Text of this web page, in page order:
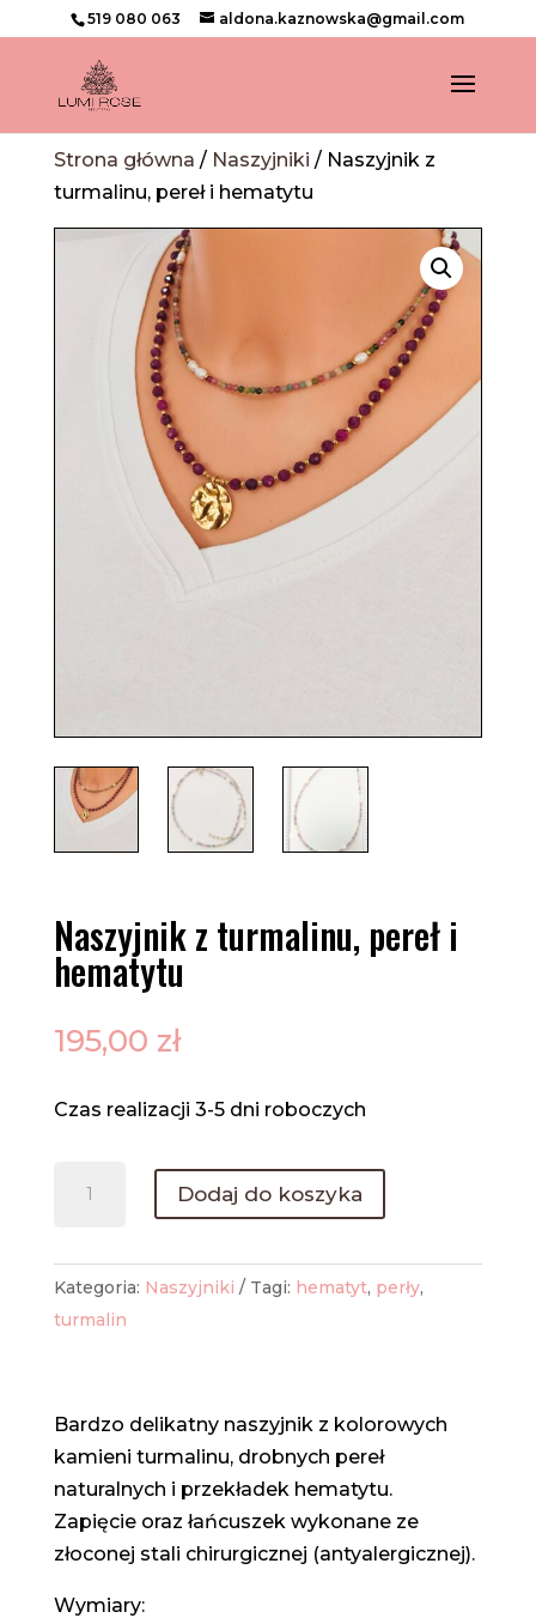
519 080 063 aldona.kaznowska@gmail.com
Strona główna / Naszyjniki / Naszyjnik z
turmalinu, pereł i hematytu
Naszyjnik z turmalinu, pereł i
hematytu
195,00 zł
Czas realizacji 3-5 dni roboczych
Dodaj do koszyka
Kategoria: Naszyjniki Tagi: hematyt, perły,
turmalin
Bardzo delikatny naszyjnik z kolorowych
kamieni turmalinu, drobnych pereł
naturalnych i przekładek hematytu.
Zapięcie oraz łańcuszek wykonane ze
złoconej stali chirurgicznej (antyalergicznej).
Wymiary: